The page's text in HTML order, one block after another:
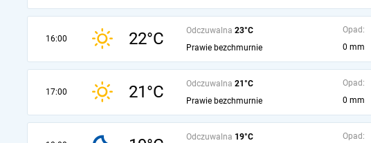
16:00 22°C Odczuwalna 23°C
Prawie bezchmurnie
Opad:
0 mm
17:00 21°C Odczuwalna 21°C
Prawie bezchmurnie
Opad:
0 mm
Odczuwalna 19°C
Opad: